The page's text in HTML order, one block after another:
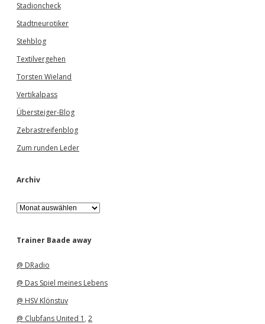
Stadioncheck
Stadtneurotiker
Stehblog
Textilvergehen
Torsten Wieland
Vertikalpass
Übersteiger-Blog
Zebrastreifenblog
Zum runden Leder
Archiv
A
r
h
Trainer Baade away
@ DRadio
@ Das Spiel meines Lebens
@ HSV Klönstuv
@ Clubfans United 1 , 2